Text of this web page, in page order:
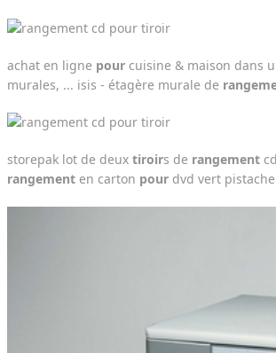
achat en ligne pourcuisine & maison dans
murales, ... isis - étagère murale de
storepak lot de deux tiroirs de rangement
rangementen carton pourdvd vert pistache